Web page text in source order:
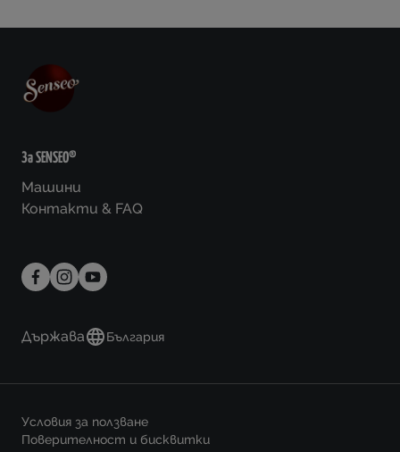
За SENSEO®
Машини
Контакти & FAQ
Държава България
Условия за ползване
Поверителност и бисквитки